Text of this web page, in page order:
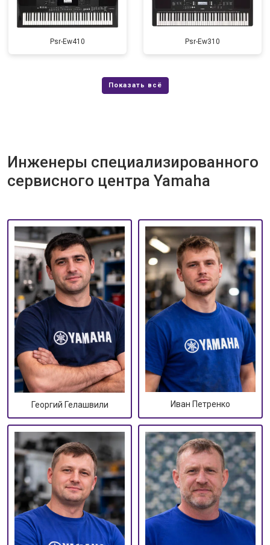
Psr-Ew410 Psr-Ew310
Инженеры специализированного
сервисного центра Yamaha
Георгий Гелашвили Иван Петренко